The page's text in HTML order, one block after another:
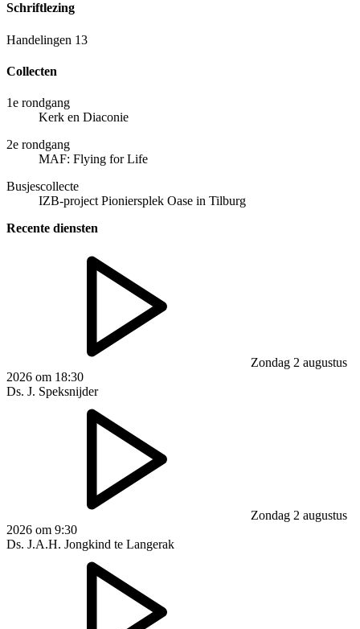
Schriftlezing
Handelingen 13
Collecten
1e rondgang
Kerk en Diaconie
2e rondgang
MAF: Flying for Life
Busjescollecte
IZB-project Pioniersplek Oase in Tilburg
Recente diensten
Zondag 2 augustus
2026 om 18:30
Ds. J. Speksnijder
Zondag 2 augustus
2026 om 9:30
Ds. J.A.H. Jongkind te Langerak